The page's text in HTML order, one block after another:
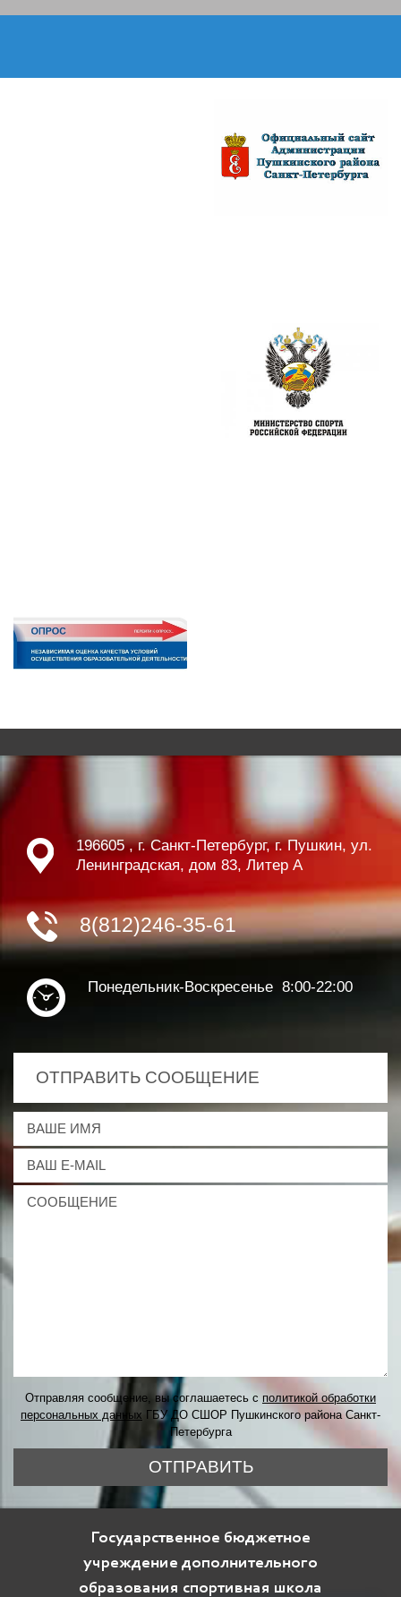
196605 , г. Санкт-Петербург, г. Пушкин, ул.
Ленинградская, дом 83, Литер А
8(812)246-35-61
Понедельник-Воскресенье 8:00-22:00
ОТПРАВИТЬ СООБЩЕНИЕ
Отправляя сообщение, вы соглашаетесь с политикой обработки
персональных данных ГБУ ДО СШОР Пушкинского района Санкт-
Петербурга
ОТПРАВИТЬ
Государственное бюджетное
учреждение дополнительного
образования спортивная школа